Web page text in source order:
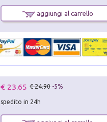
aggiungi al carrello
€ 23.65 € 24.90 -5%
spedito in 24h